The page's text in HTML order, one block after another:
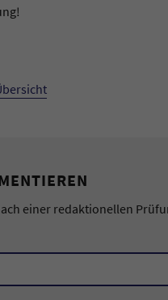
einer redaktionellen